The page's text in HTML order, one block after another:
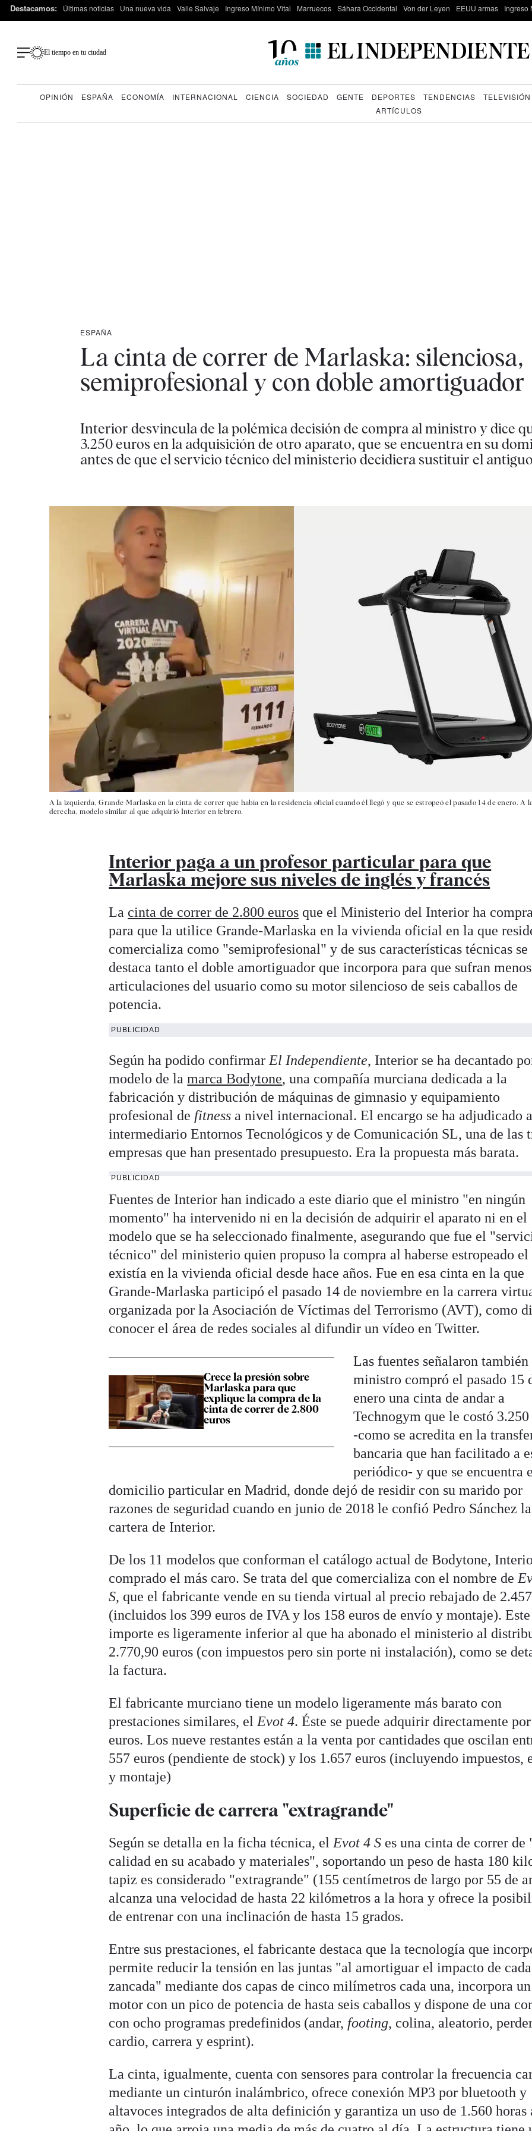
Destacamos: Últimas noticias Una nueva vida Valle Salvaje Ingreso Mínimo Vital Marruecos Sáhara Occidental Von der Leyen EEUU armas Ingreso
El tiempo en tu ciudad
OPINIÓN ESPAÑA ECONOMÍA INTERNACIONAL CIENCIA SOCIEDAD GENTE DEPORTES TENDENCIAS TELEVISIÓN
ARTÍCULOS
ESPAÑA
La cinta de correr de Marlaska: silenciosa,
semiprofesional y con doble amortiguador
Interior desvincula de la polémica decisión de compra al ministro y dice
3.250 euros en la adquisición de otro aparato, que se encuentra en su
antes de que el servicio técnico del ministerio decidiera sustituir el antiguo
A la izquierda, Grande-Marlaska en la cinta de correr que había en la residencia oficial cuando él llegó y que se estropeó el pasado 14 de enero. A
derecha, modelo similar al que adquirió Interior en febrero.
Interior paga a un profesor particular para que
Marlaska mejore sus niveles de inglés y francés
La cinta de correr de 2.800 euros que el Ministerio del Interior ha
para que la utilice Grande-Marlaska en la vivienda oficial en la que
comercializa como "semiprofesional" y de sus características técnicas se
destaca tanto el doble amortiguador que incorpora para que sufran
articulaciones del usuario como su motor silencioso de seis caballos de
potencia.
PUBLICIDAD
Según ha podido confirmar El Independiente, Interior se ha decantado
modelo de lamarca Bodytone, una compañía murciana dedicada a la
fabricación y distribución de máquinas de gimnasio y equipamiento
profesional de fitness a nivel internacional. El encargo se ha adjudicado
intermediario Entornos Tecnológicos y de Comunicación SL, una de las
empresas que han presentado presupuesto. Era la propuesta más barata.
PUBLICIDAD
Fuentes de Interior han indicado a este diario que el ministro "en ningún
momento" ha intervenido ni en la decisión de adquirir el aparato ni en el
modelo que se ha seleccionado finalmente, asegurando que fue el
técnico" del ministerio quien propuso la compra al haberse estropeado el
existía en la vivienda oficial desde hace años. Fue en esa cinta en la que
Grande-Marlaska participó el pasado 14 de noviembre en la carrera
organizada por la Asociación de Víctimas del Terrorismo (AVT), como
conocer el área de redes sociales al difundir un vídeo en Twitter.
Crece la presión sobre
Marlaska para que
explique la compra de la
cinta de correr de 2.800
euros
Las fuentes señalaron también
ministro compró el pasado 15
enero una cinta de andar a
Technogym que le costó 3.250
-como se acredita en la
bancaria que han facilitado a
periódico- y que se encuentra
domicilio particular en Madrid, donde dejó de residir con su marido por
razones de seguridad cuando en junio de 2018 le confió Pedro Sánchez la
cartera de Interior.
De los 11 modelos que conforman el catálogo actual de Bodytone,
comprado el más caro. Se trata del que comercializa con el nombre de
S, que el fabricante vende en su tienda virtual al precio rebajado de
(incluidos los 399 euros de IVA y los 158 euros de envío y montaje). Este
importe es ligeramente inferior al que ha abonado el ministerio al
2.770,90 euros (con impuestos pero sin porte ni instalación), como se
la factura.
El fabricante murciano tiene un modelo ligeramente más barato con
prestaciones similares, el Evot 4. Éste se puede adquirir directamente
euros. Los nueve restantes están a la venta por cantidades que oscilan
557 euros (pendiente de stock) y los 1.657 euros (incluyendo impuestos,
y montaje)
Superficie de carrera "extragrande"
Según se detalla en la ficha técnica, el Evot 4 S es una cinta de correr de
calidad en su acabado y materiales", soportando un peso de hasta 180
tapiz es considerado "extragrande" (155 centímetros de largo por 55 de
alcanza una velocidad de hasta 22 kilómetros a la hora y ofrece la
de entrenar con una inclinación de hasta 15 grados.
Entre sus prestaciones, el fabricante destaca que la tecnología que
permite reducir la tensión en las juntas "al amortiguar el impacto de cada
zancada" mediante dos capas de cinco milímetros cada una, incorpora un
motor con un pico de potencia de hasta seis caballos y dispone de una
con ocho programas predefinidos (andar, footing, colina, aleatorio,
cardio, carrera y esprint).
La cinta, igualmente, cuenta con sensores para controlar la frecuencia
mediante un cinturón inalámbrico, ofrece conexión MP3 por bluetooth y
altavoces integrados de alta definición y garantiza un uso de 1.560 horas